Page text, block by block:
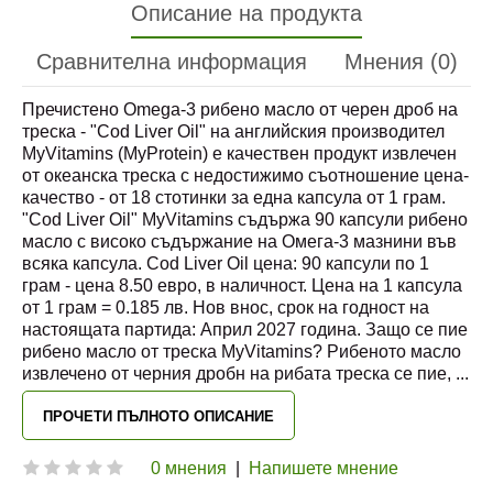
Описание на продукта
Сравнителна информация
Мнения (0)
Пречистено Omega-3 рибено масло от черен дроб на
треска - "Cod Liver Oil" на английския производител
MyVitamins (MyProtein) е качествен продукт извлечен
от океанска треска с недостижимо съотношение цена-
качество - от 18 стотинки за една капсула от 1 грам.
"Cod Liver Oil" MyVitamins съдържа 90 капсули рибено
масло с високо съдържание на Омега-3 мазнини във
всяка капсула. Cod Liver Oil цена: 90 капсули по 1
грам - цена 8.50 евро, в наличност. Цена на 1 капсула
от 1 грам = 0.185 лв. Нов внос, срок на годност на
настоящата партида: Април 2027 година. Защо се пие
рибено масло от треска MyVitamins? Рибеното масло
извлечено от черния дробн на рибата треска се пие, ...
ПРОЧЕТИ ПЪЛНОТО ОПИСАНИЕ
0 мнения Напишете мнение